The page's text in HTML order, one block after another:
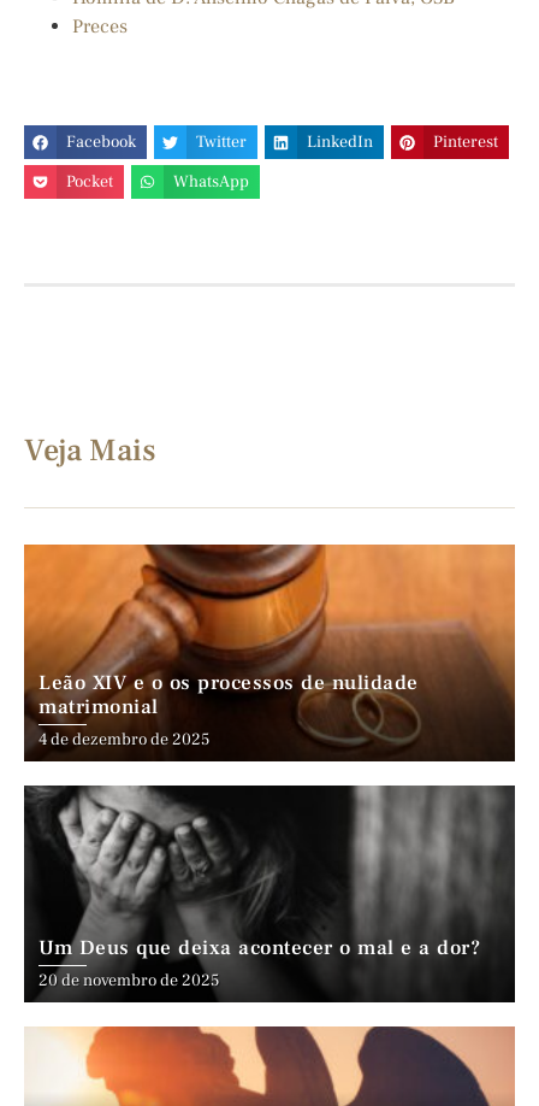
Preces
Facebook Twitter LinkedIn
Pinterest
Pocket
WhatsApp
Veja Mais
Leão XIV e o os processos de nulidade
matrimonial
4 de dezembro de 2025
Um Deus que deixa acontecer o mal e a dor?
20 de novembro de 2025